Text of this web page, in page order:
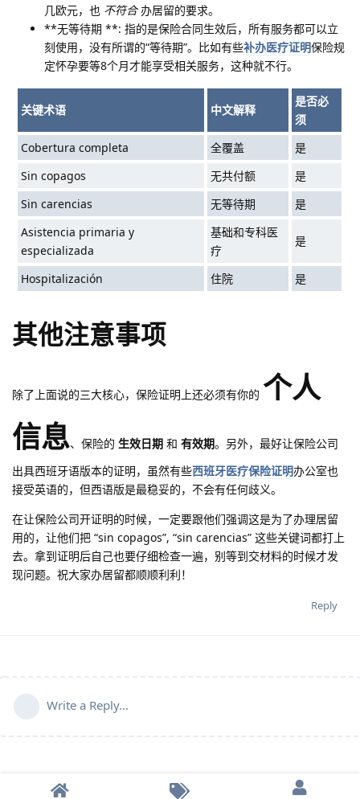
几欧元，也 不符合办居留的要求。
**无等待期 **: 指的是保险合同生效后，所有服务都可以立
刻使用，没有所谓的“等待期”。比如有些补办医疗证明保险规
定怀孕要等8个月才能享受相关服务，这种就不行。
关键术语 中文解释
是否必
须
Cobertura completa
全覆盖
是
Sin copagos
无共付额
是
Sin carencias
无等待期
是
Asistencia primaria y
especializada
基础和专科医
疗
是
Hospitalización 住院 是
其他注意事项
除了上面说的三大核心，保险证明上还必须有你的 个人
信息、保险的 生效日期 和 有效期。另外，最好让保险公司
出具西班牙语版本的证明，虽然有些西班牙医疗保险证明办公室也
接受英语的，但西语版是最稳妥的，不会有任何歧义。
在让保险公司开证明的时候，一定要跟他们强调这是为了办理居留
用的，让他们把 “sin copagos”, “sin carencias” 这些关键词都打上
去。拿到证明后自己也要仔细检查一遍，别等到交材料的时候才发
现问题。祝大家办居留都顺顺利利！
Reply
Write a Reply...